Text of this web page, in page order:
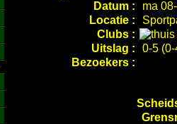
Datum :
ma
Locatie :
Clubs :
Uitslag :
0-5 (0-
Bezoekers :